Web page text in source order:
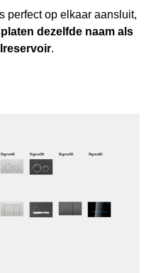
perfect op elkaar aansluit,
dezelfde naam als
.